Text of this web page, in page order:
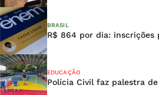
BRASIL
R$ 864 por dia:
EDUCAÇÃO
Polícia Civil faz palestra